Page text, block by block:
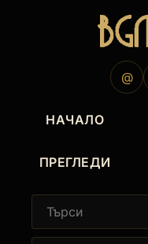
@
НАЧАЛО
ПРЕГЛЕДИ